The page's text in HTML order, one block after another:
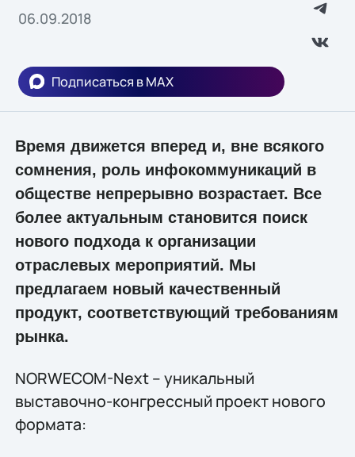
06.09.2018
Подписаться в MAX
Время движется вперед и, вне всякого
сомнения, роль инфокоммуникаций в
обществе непрерывно возрастает. Все
более актуальным становится поиск
нового подхода к организации
отраслевых мероприятий. Мы
предлагаем новый качественный
продукт, соответствующий требованиям
рынка.
NORWECOM-Next – уникальный
выставочно-конгрессный проект нового
формата: